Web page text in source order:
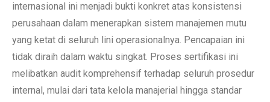
internasional ini menjadi bukti konkret atas konsistensi
perusahaan dalam menerapkan sistem manajemen mutu
yang ketat di seluruh lini operasionalnya. Pencapaian ini
tidak diraih dalam waktu singkat. Proses sertifikasi ini
melibatkan audit komprehensif terhadap seluruh prosedur
internal, mulai dari tata kelola manajerial hingga standar